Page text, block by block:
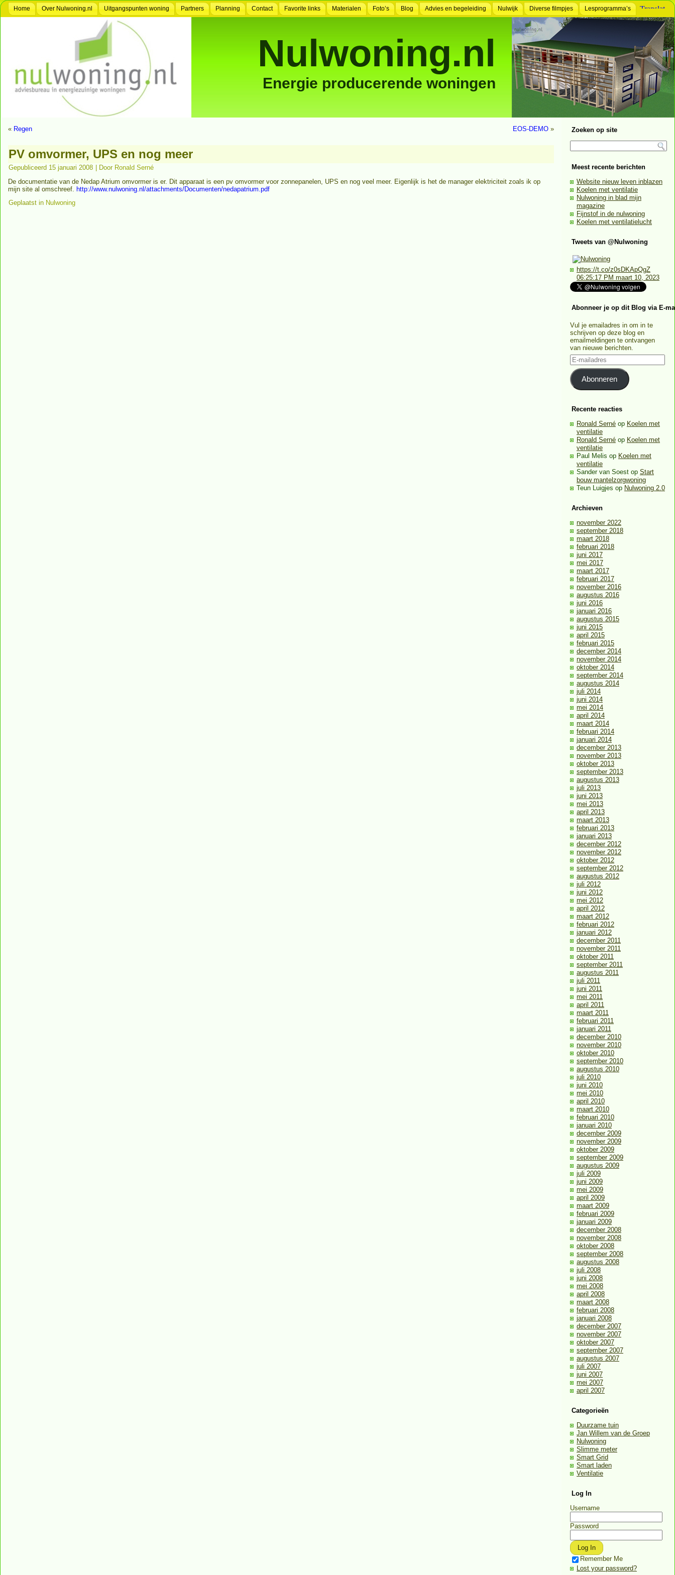
Home Over Nulwoning.nl Uitgangspunten woning Partners Planning Contact Favorite links Materialen Foto’s Blog Advies en begeleiding Nulwijk Diverse filmpjes Lesprogramma’s
Nulwoning.nl
Energie producerende woningen
« Regen EOS-DEMO »
PV omvormer, UPS en nog meer
Gepubliceerd 15 januari 2008 Door Ronald Serné
De documentatie van de Nedap Atrium omvormer is er. Dit apparaat is een pv omvormer voor zonnepanelen, UPS en nog veel meer. Eigenlijk is het de manager elektriciteit zoals ik op
mijn site al omschreef. http://www.nulwoning.nl/attachments/Documenten/nedapatrium.pdf
Geplaatst in Nulwoning
Zoeken op site
Meest recente berichten
Website nieuw leven inblazen
Koelen met ventilatie
Nulwoning in blad mijn
magazine
Fijnstof in de nulwoning
Koelen met ventilatielucht
Tweets van @Nulwoning
https://t.co/z0sDKApQgZ
06:25:17 PM maart 10, 2023
Abonneer je op dit Blog via E-
Vul je emailadres in om in te
schrijven op deze blog en
emailmeldingen te ontvangen
van nieuwe berichten.
E-
mailadres
Abonneren
Recente reacties
Ronald Serné op Koelen met
ventilatie
Ronald Serné op Koelen met
ventilatie
Paul Melis op Koelen met
ventilatie
Sander van Soest op Start
bouw mantelzorgwoning
Teun Luigjes op Nulwoning 2.0
Archieven
november 2022
september 2018
maart 2018
februari 2018
juni 2017
mei 2017
maart 2017
februari 2017
november 2016
augustus 2016
juni 2016
januari 2016
augustus 2015
juni 2015
april 2015
februari 2015
december 2014
november 2014
oktober 2014
september 2014
augustus 2014
juli 2014
juni 2014
mei 2014
april 2014
maart 2014
februari 2014
januari 2014
december 2013
november 2013
oktober 2013
september 2013
augustus 2013
juli 2013
juni 2013
mei 2013
april 2013
maart 2013
februari 2013
januari 2013
december 2012
november 2012
oktober 2012
september 2012
augustus 2012
juli 2012
juni 2012
mei 2012
april 2012
maart 2012
februari 2012
januari 2012
december 2011
november 2011
oktober 2011
september 2011
augustus 2011
juli 2011
juni 2011
mei 2011
april 2011
maart 2011
februari 2011
januari 2011
december 2010
november 2010
oktober 2010
september 2010
augustus 2010
juli 2010
juni 2010
mei 2010
april 2010
maart 2010
februari 2010
januari 2010
december 2009
november 2009
oktober 2009
september 2009
augustus 2009
juli 2009
juni 2009
mei 2009
april 2009
maart 2009
februari 2009
januari 2009
december 2008
november 2008
oktober 2008
september 2008
augustus 2008
juli 2008
juni 2008
mei 2008
april 2008
maart 2008
februari 2008
januari 2008
december 2007
november 2007
oktober 2007
september 2007
augustus 2007
juli 2007
juni 2007
mei 2007
april 2007
Categorieën
Duurzame tuin
Jan Willem van de Groep
Nulwoning
Slimme meter
Smart Grid
Smart laden
Ventilatie
Log In
Username
Password
Remember Me
Lost your password?